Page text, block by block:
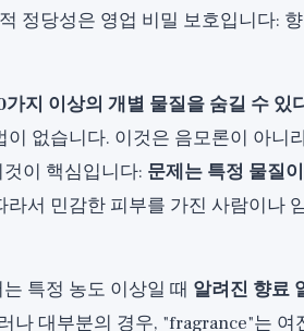
정당성은 영업 비밀 보호입니다:
지 이상의 개별 물질을 숨길 수 있
없습니다. 이것은 음모론이 아니
이 핵심입니다: 문제는 특정 물질
라서 민감한 피부를 가진 사람이나
특정 농도 이상일 때 알려진 향료
나 대부분의 경우, "fragrance"는 여